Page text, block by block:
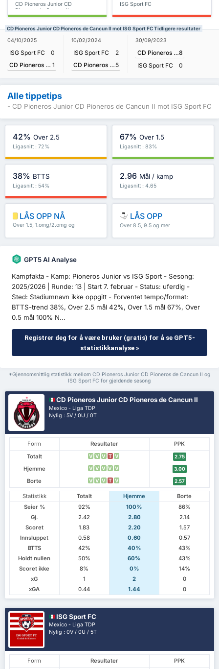
CD Pioneros Junior CD
Pioneros de Cancun II
ISG Sport FC
CD Pioneros Junior CD Pioneros de Cancun II mot ISG Sport FC Tidligere resultater
04/10/2025
ISG Sport FC
0
CD Pioneros Junior CD Pioneros de Cancun II 1
10/02/2024
ISG Sport FC
2
CD Pioneros Junior CD Pioneros de Cancun II5
30/09/2023
CD Pioneros Junior CD Pioneros de Cancun II8
ISG Sport FC
0
Alle tippetips
- CD Pioneros Junior CD Pioneros de Cancun II mot ISG Sport FC
42% Over 2.5
Ligasnitt : 72%
67% Over 1.5
Ligasnitt : 83%
38% BTTS
Ligasnitt : 54%
2.96 Mål / kamp
Ligasnitt : 4.65
LÅS OPP NÅ
Over 1.5, 1.omg/2.omg og
LÅS OPP
Over 8.5, 9.5 og mer
GPT5 AI Analyse
Kampfakta - Kamp: Pioneros Junior vs ISG Sport - Sesong:
2025/2026 | Runde: 13 | Start 7. februar - Status: uferdig -
Sted: Stadiumnavn ikke oppgitt - Forventet tempo/format:
BTTS-trend 38%, Over 2.5 mål 42%, Over 1.5 mål 67%, Over
0.5 mål 100% N...
Registrer deg for å være bruker (gratis) for å se GPT5-
statistikkanalyse »
*Gjennomsnittlig statistikk mellom CD Pioneros Junior CD Pioneros de Cancun II og
ISG Sport FC for gjeldende sesong
CD Pioneros Junior CD Pioneros de Cancun II
Mexico - Liga TDP
Nylig : 5V / 0U / 0T
Form Resultater
PPK
Totalt
V V V T V 2.75
Hjemme V V V V V 3.00
Borte V V V T V 2.57
Statistikk Totalt Hjemme
Borte
Seier %
92% 100%
86%
Gj.
2.42 2.80
2.14
Scoret
1.83 2.20
1.57
Innsluppet
0.58 0.60
0.57
BTTS
42% 40%
43%
Holdt nullen
50% 60%
43%
Scoret ikke
8% 0%
14%
xG
1 2
0
xGA
0.44 1.44 0
ISG Sport FC
Mexico - Liga TDP
Nylig : 0V / 0U / 5T
Form Resultater
PPK